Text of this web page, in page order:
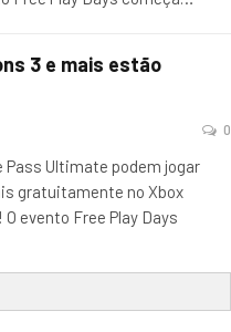
3 e mais estão
0
Pass Ultimate podem jogar
gratuitamente no Xbox
evento Free Play Days